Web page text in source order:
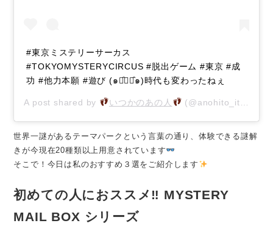
#東京ミステリーサーカス
#TOKYOMYSTERYCIRCUS #脱出ゲーム #東京 #成
功 #他力本願 #遊び (๑･̑◡･̑๑)時代も変わったねぇ
A post shared by いつかのあの人 (@anohito_itsukano) on
世界一謎があるテーマパークという言葉の通り、体験できる謎解
きが今現在20種類以上用意されています
そこで！今日は私のおすすめ３選をご紹介します
初めての人におススメ‼ MYSTERY
MAIL BOX シリーズ